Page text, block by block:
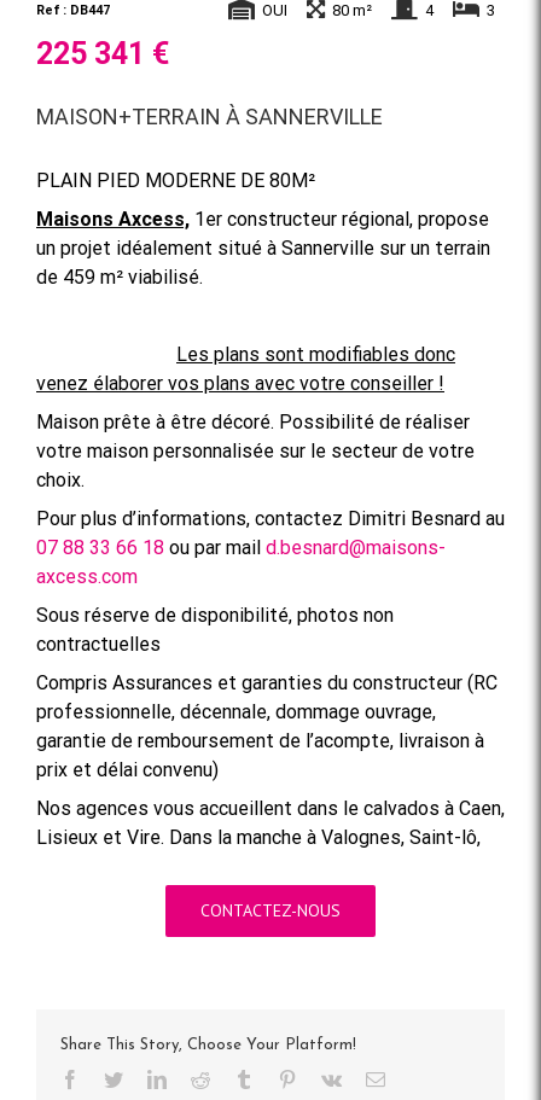
Ref : DB447 OUI 80 m² 4 3
225 341 €
MAISON+TERRAIN À SANNERVILLE
PLAIN PIED MODERNE DE 80M²
Maisons Axcess, 1er constructeur régional, propose
un projet idéalement situé à Sannerville sur un terrain
de 459 m² viabilisé.
Les plans sont modifiables donc
venez élaborer vos plans avec votre conseiller !
Maison prête à être décoré. Possibilité de réaliser
votre maison personnalisée sur le secteur de votre
choix.
Pour plus d’informations, contactez Dimitri Besnard au
07 88 33 66 18 ou par mail d.besnard@maisons-
axcess.com
Sous réserve de disponibilité, photos non
contractuelles
Compris Assurances et garanties du constructeur (RC
professionnelle, décennale, dommage ouvrage,
garantie de remboursement de l’acompte, livraison à
prix et délai convenu)
Nos agences vous accueillent dans le calvados à Caen,
Lisieux et Vire. Dans la manche à Valognes, Saint-lô,
CONTACTEZ-NOUS
Share This Story, Choose Your Platform!
Facebook
TwitterLinkedInReddit Tumblr Pinterest
Vk Email